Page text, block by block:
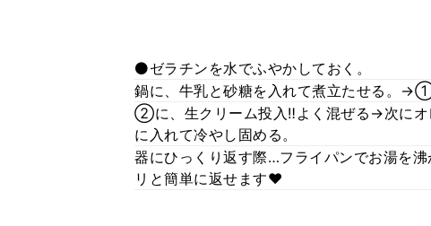
⚫️ゼラチンを水でふやかしておく。
鍋に、牛乳と砂糖を入れて煮立たせる。→①
②に、生クリーム投入‼️よく混ぜる→次にオ
に入れて冷やし固める。
器にひっくり返す際…フライパンでお湯を
リと簡単に返せます❤️